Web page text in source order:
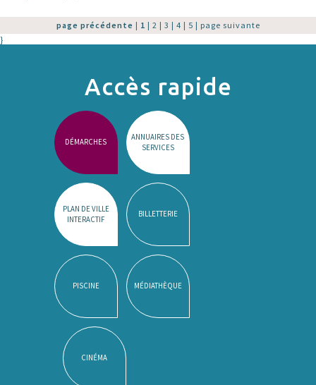
page précédente | 1 | 2 | 3 | 4 | 5 | page suivante
}
Accès rapide
DÉMARCHES
ANNUAIRES DES
SERVICES
PLAN DE VILLE
INTERACTIF
BILLETTERIE
PISCINE MÉDIATHÈQUE
CINÉMA